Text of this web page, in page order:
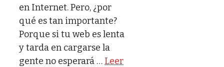
en Internet. Pero, ¿por
qué es tan importante?
Porque si tu web es lenta
y tarda en cargarse la
gente no esperará … Leer